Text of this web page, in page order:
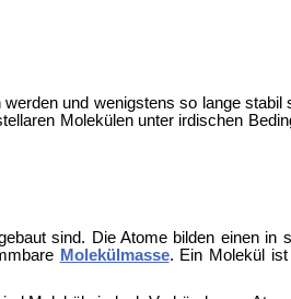
und wenigstens so lange
Molekülen unter irdischen
sind. Die Atome bilden einen in
Molekülmasse. Ein Molekül